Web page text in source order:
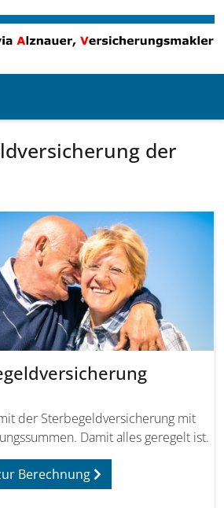
der
der Sterbegeldversicherung mit
Damit alles geregelt ist.
Berechnung